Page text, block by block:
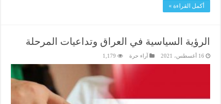
أكمل القراءة »
الرؤية السياسية في العراق وتداعيات المرحلة
16 أغسطس، 2021 آراء حرة 1,179